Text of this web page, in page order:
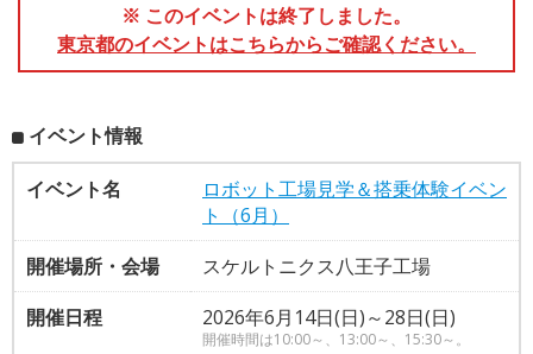
※ このイベントは終了しました。
東京都のイベントはこちらからご確認ください。
イベント情報
イベント名
ロボット工場見学＆搭乗体験イベン
ト（6月）
開催場所・会場
スケルトニクス八王子工場
開催日程
2026年6月14日(日)～28日(日)
開催時間は10:00～、13:00～、15:30～。